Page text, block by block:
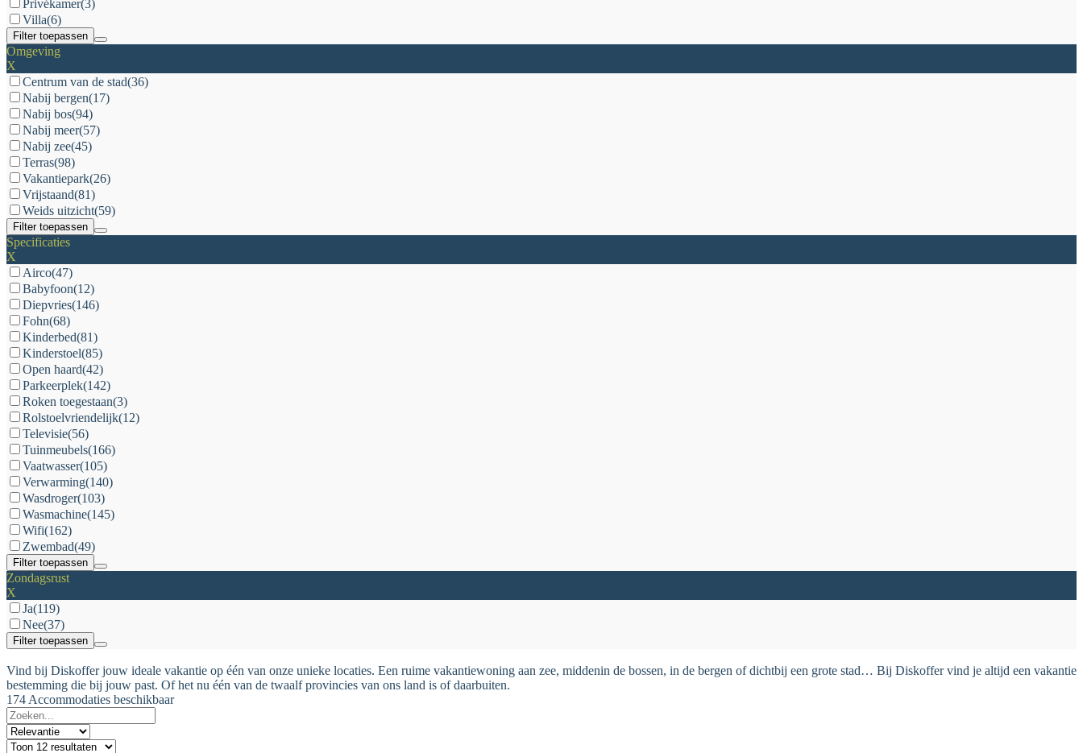
Privékamer(3)
Villa(6)
Filter toepassen
Omgeving
X
Centrum van de stad(36)
Nabij bergen(17)
Nabij bos(94)
Nabij meer(57)
Nabij zee(45)
Terras(98)
Vakantiepark(26)
Vrijstaand(81)
Weids uitzicht(59)
Filter toepassen
Specificaties
X
Airco(47)
Babyfoon(12)
Diepvries(146)
Fohn(68)
Kinderbed(81)
Kinderstoel(85)
Open haard(42)
Parkeerplek(142)
Roken toegestaan(3)
Rolstoelvriendelijk(12)
Televisie(56)
Tuinmeubels(166)
Vaatwasser(105)
Verwarming(140)
Wasdroger(103)
Wasmachine(145)
Wifi(162)
Zwembad(49)
Filter toepassen
Zondagsrust
X
Ja(119)
Nee(37)
Filter toepassen
Vind bij Diskoffer jouw ideale vakantie op één van onze unieke locaties. Een ruime vakantiewoning aan zee, middenin de bossen, in de bergen of dichtbij een grote stad… Bij Diskoffer vind je altijd een vakantie
bestemming die bij jouw past. Of het nu één van de twaalf provincies van ons land is of daarbuiten.
174 Accommodaties beschikbaar